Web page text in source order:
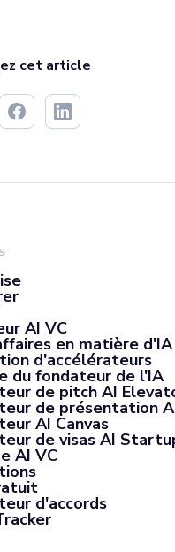
cet article
AI VC
en matière d'IA
d'accélérateurs
du fondateur de l'IA
de pitch AI
de présentation
AI Canvas
de visas AI
AI VC
d'accords